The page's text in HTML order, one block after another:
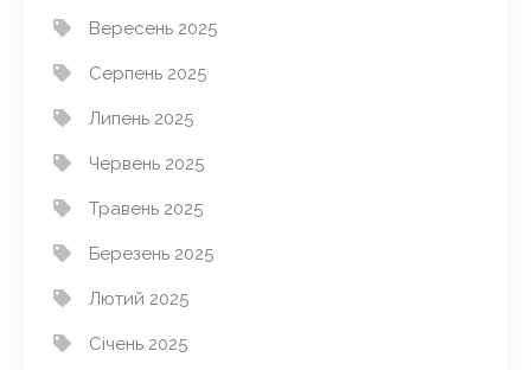
Вересень 2025
Серпень 2025
Липень 2025
Червень 2025
Травень 2025
Березень 2025
Лютий 2025
Січень 2025